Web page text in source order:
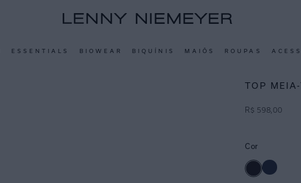
ESSENTIALS BIOWEAR BIQUÍNIS MAIÔS ROUPAS
TOP
R$ 598 ,00
Cor